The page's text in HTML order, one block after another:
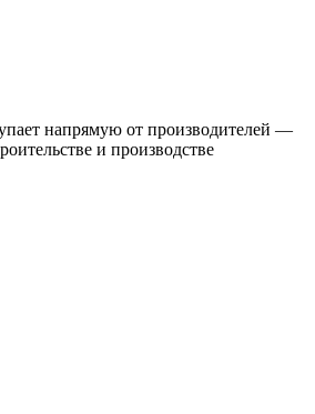
напрямую от производителей —
и производстве